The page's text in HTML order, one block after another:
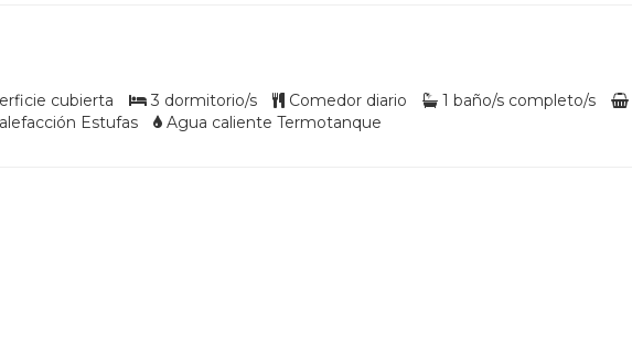
cubierta 3 dormitorio/s Comedor diario 1 baño/s completo/s
Estufas Agua caliente Termotanque